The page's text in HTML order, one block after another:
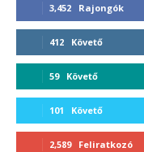
3,452 Rajongók
412 Követő
59 Követő
101 Követő
2,589 Feliratkozó